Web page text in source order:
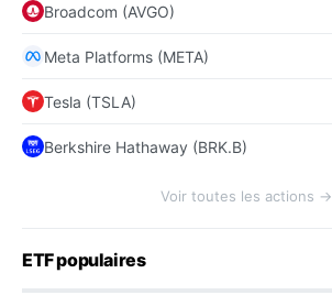
Broadcom (AVGO)
Meta Platforms (META)
Tesla (TSLA)
Berkshire Hathaway (BRK.B)
Voir toutes les actions →
ETF populaires